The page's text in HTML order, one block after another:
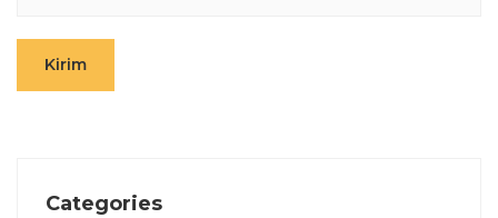
Kirim
Categories